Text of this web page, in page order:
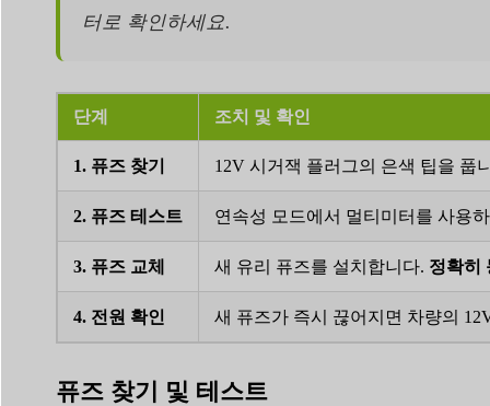
터로 확인하세요.
단계 조치 및 확인
1. 퓨즈 찾기 12V 시거잭 플러그의 은색 팁을 풉
2. 퓨즈 테스트 연속성 모드에서 멀티미터를 사용
3. 퓨즈 교체 새 유리 퓨즈를 설치합니다. 정확히
4. 전원 확인 새 퓨즈가 즉시 끊어지면 차량의
퓨즈 찾기 및 테스트